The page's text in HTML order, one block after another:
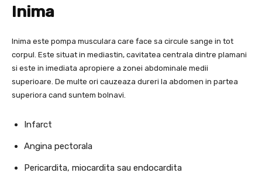
Inima
Inima este pompa musculara care face sa circule sange in tot
corpul. Este situat in mediastin, cavitatea centrala dintre plamani
si este in imediata apropiere a zonei abdominale medii
superioare. De multe ori cauzeaza dureri la abdomen in partea
superiora cand suntem bolnavi.
Infarct
Angina pectorala
Pericardita, miocardita sau endocardita